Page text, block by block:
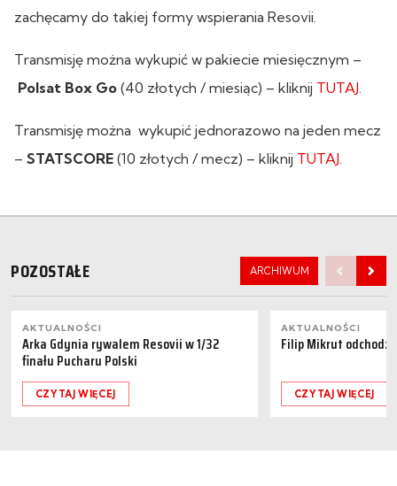
zachęcamy do takiej formy wspierania Resovii.
Transmisję można wykupić w pakiecie miesięcznym –
Polsat Box Go (40 złotych / miesiąc) – kliknij TUTAJ
Transmisję można wykupić jednorazowo na jeden mecz
– STATSCORE (10 złotych / mecz) – kliknij TUTAJ
POZOSTAŁE ARCHIWUM
AKTUALNOŚCI
Arka Gdynia rywalem Resovii w 1/32
finału Pucharu Polski
CZYTAJ WIĘCEJ
AKTUALNOŚCI
Filip Mikrut
CZYTAJ WIĘCEJ